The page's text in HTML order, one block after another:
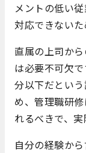
メントの低い
対応できないた
直属の上司か
は必要不可欠
分以下だとい
め、管理職研
れるべきで、実
自分の経験か